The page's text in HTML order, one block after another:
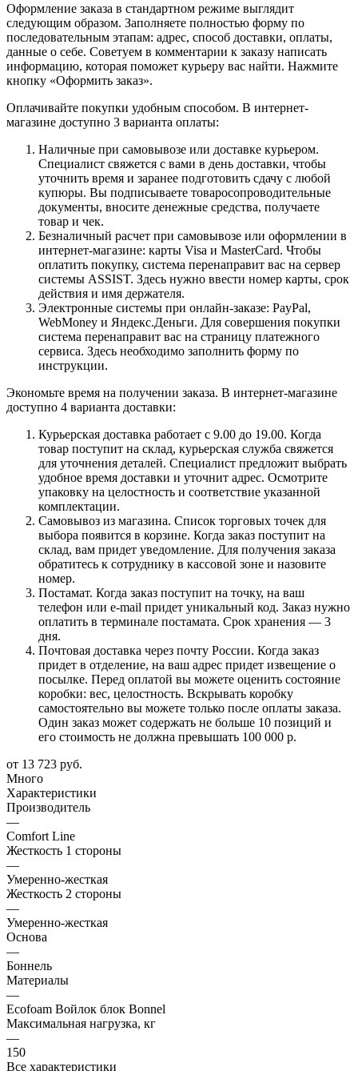
Оформление заказа в стандартном режиме выглядит
следующим образом. Заполняете полностью форму по
последовательным этапам: адрес, способ доставки, оплаты,
данные о себе. Советуем в комментарии к заказу написать
информацию, которая поможет курьеру вас найти. Нажмите
кнопку «Оформить заказ».
Оплачивайте покупки удобным способом. В интернет-
магазине доступно 3 варианта оплаты:
Наличные при самовывозе или доставке курьером.
Специалист свяжется с вами в день доставки, чтобы
уточнить время и заранее подготовить сдачу с любой
купюры. Вы подписываете товаросопроводительные
документы, вносите денежные средства, получаете
товар и чек.
Безналичный расчет при самовывозе или оформлении в
интернет-магазине: карты Visa и MasterCard. Чтобы
оплатить покупку, система перенаправит вас на сервер
системы ASSIST. Здесь нужно ввести номер карты, срок
действия и имя держателя.
Электронные системы при онлайн-заказе: PayPal,
WebMoney и Яндекс.Деньги. Для совершения покупки
система перенаправит вас на страницу платежного
сервиса. Здесь необходимо заполнить форму по
инструкции.
Экономьте время на получении заказа. В интернет-магазине
доступно 4 варианта доставки:
Курьерская доставка работает с 9.00 до 19.00. Когда
товар поступит на склад, курьерская служба свяжется
для уточнения деталей. Специалист предложит выбрать
удобное время доставки и уточнит адрес. Осмотрите
упаковку на целостность и соответствие указанной
комплектации.
Самовывоз из магазина. Список торговых точек для
выбора появится в корзине. Когда заказ поступит на
склад, вам придет уведомление. Для получения заказа
обратитесь к сотруднику в кассовой зоне и назовите
номер.
Постамат. Когда заказ поступит на точку, на ваш
телефон или e-mail придет уникальный код. Заказ нужно
оплатить в терминале постамата. Срок хранения — 3
дня.
Почтовая доставка через почту России. Когда заказ
придет в отделение, на ваш адрес придет извещение о
посылке. Перед оплатой вы можете оценить состояние
коробки: вес, целостность. Вскрывать коробку
самостоятельно вы можете только после оплаты заказа.
Один заказ может содержать не больше 10 позиций и
его стоимость не должна превышать 100 000 р.
от 13 723 руб.
Много
Характеристики
Производитель
—
Comfort Line
Жесткость 1 стороны
—
Умеренно-жесткая
Жесткость 2 стороны
—
Умеренно-жесткая
Основа
—
Боннель
Материалы
—
Ecofoam Войлок блок Bonnel
Максимальная нагрузка, кг
—
150
Все характеристики